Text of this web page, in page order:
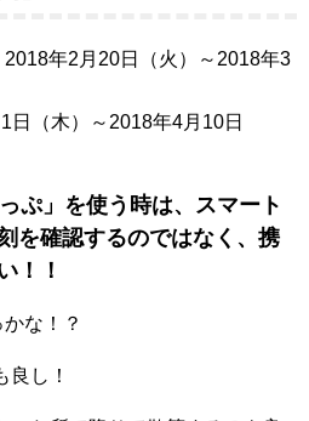
2018年2月20日（火）～2018年3
日（木）～2018年4月10日
ぷ」を使う時は、スマート
を確認するのではなく、携
！！
な！？
良し！